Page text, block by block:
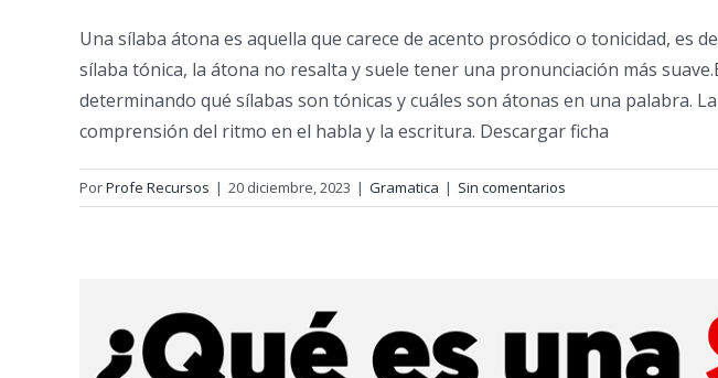
Una sílaba átona es aquella que carece de acento prosódico o tonicidad, es
sílaba tónica, la átona no resalta y suele tener una pronunciación más
determinando qué sílabas son tónicas y cuáles son átonas en una palabra.
comprensión del ritmo en el habla y la escritura. Descargar ficha
PorProfe Recursos | 20 diciembre, 2023 | Gramatica | Sin comentarios